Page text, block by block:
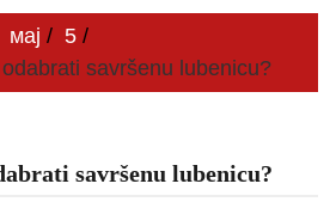
мај
5
savršenu lubenicu?
savršenu lubenicu?